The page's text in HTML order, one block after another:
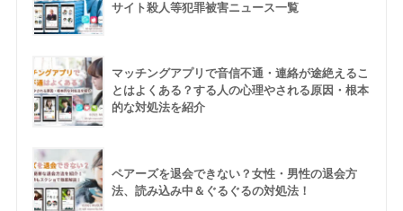
サイト殺人等犯罪被害ニュース一覧
マッチングアプリで音信不通・連絡が途絶えるこ
とはよくある？する人の心理やされる原因・根本
的な対処法を紹介
ペアーズを退会できない？女性・男性の退会方
法、読み込み中＆ぐるぐるの対処法！